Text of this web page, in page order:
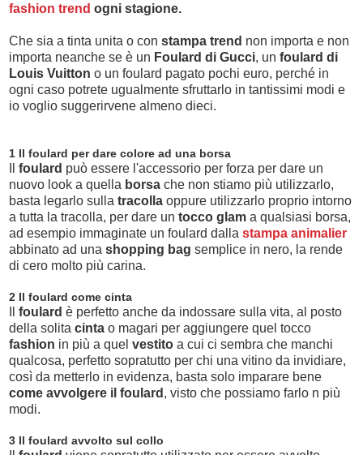
fashion trend ogni stagione.
Che sia a tinta unita o con stampa trend non importa e non
importa neanche se è un Foulard di Gucci, un foulard di
Louis Vuitton o un foulard pagato pochi euro, perché in
ogni caso potrete ugualmente sfruttarlo in tantissimi modi e
io voglio suggerirvene almeno dieci.
1 Il foulard per dare colore ad una borsa
foulard può essere l'accessorio per forza per dare un
nuovo look a quella borsa che non stiamo più utilizzarlo,
basta legarlo sulla tracolla oppure utilizzarlo proprio intorno
a tutta la tracolla, per dare un tocco glam a qualsiasi borsa,
ad esempio immaginate un foulard dalla stampa animalier
abbinato ad una shopping bag semplice in nero, la rende
di cero molto più carina.
2 Il foulard come cinta
foulard è perfetto anche da indossare sulla vita, al posto
della solita cinta o magari per aggiungere quel tocco
fashion in più a quel vestito a cui ci sembra che manchi
qualcosa, perfetto sopratutto per chi una vitino da invidiare,
così da metterlo in evidenza, basta solo imparare bene
come avvolgere il foulard , visto che possiamo farlo n più
modi.
3 Il foulard avvolto sul collo